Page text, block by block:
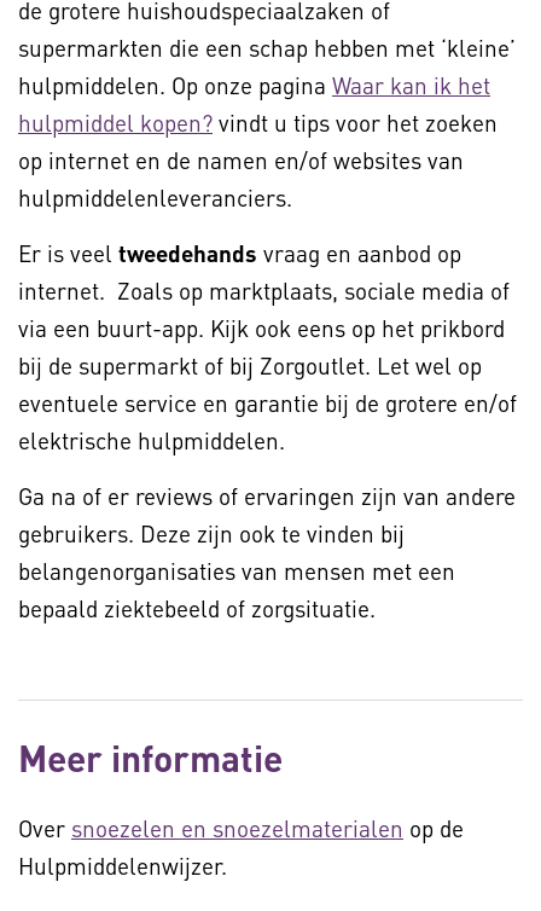
de grotere huishoudspeciaalzaken of
supermarkten die een schap hebben met ‘kleine’
hulpmiddelen. Op onze pagina Waar kan ik het
hulpmiddel kopen? vindt u tips voor het zoeken
op internet en de namen en/of websites van
hulpmiddelenleveranciers.
Er is veel tweedehands vraag en aanbod op
internet. Zoals op marktplaats, sociale media of
via een buurt-app. Kijk ook eens op het prikbord
bij de supermarkt of bij Zorgoutlet. Let wel op
eventuele service en garantie bij de grotere en/of
elektrische hulpmiddelen.
Ga na of er reviews of ervaringen zijn van andere
gebruikers. Deze zijn ook te vinden bij
belangenorganisaties van mensen met een
bepaald ziektebeeld of zorgsituatie.
Meer informatie
Over snoezelen en snoezelmaterialen op de
Hulpmiddelenwijzer.